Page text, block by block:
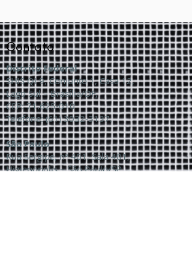
Contato
Distrito Federal
SHIS QI 9, Conjunto 1, Casa 12,
Lago Sul – Brasília/DF,
CEP:71.625-010
Telefone:(61) 3032-3137.
São Paulo
Rua Sergipe, nº 401, Sala 401,
Higienópolis – São Paulo/SP,